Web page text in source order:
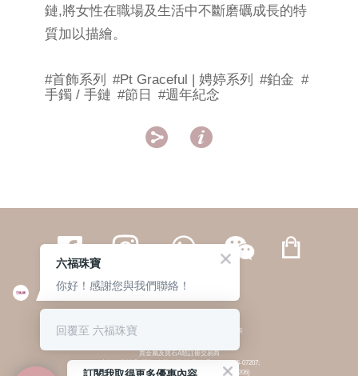
鏈,將女性在職場及生活中不斷磨礪成長的特
質加以描繪。
#首飾系列 #Pt Graceful | 娉婷系列 #鉑金 #
手鐲 / 手鏈 #節日 #週年紀念
 
繁體 | 簡体
© 六福集團 版權所有 不得轉載 私隱政策
貴金屬及寶石A類註冊交易商
(六福企業禮品(國際)有限公司-註冊號碼:A-B-24-05-07207;
六福電子商貿有限公司-註冊號碼:A-B-24-05-07206)
六福珠寶
你好！感謝您與我們聯絡！
回覆至 六福珠寶